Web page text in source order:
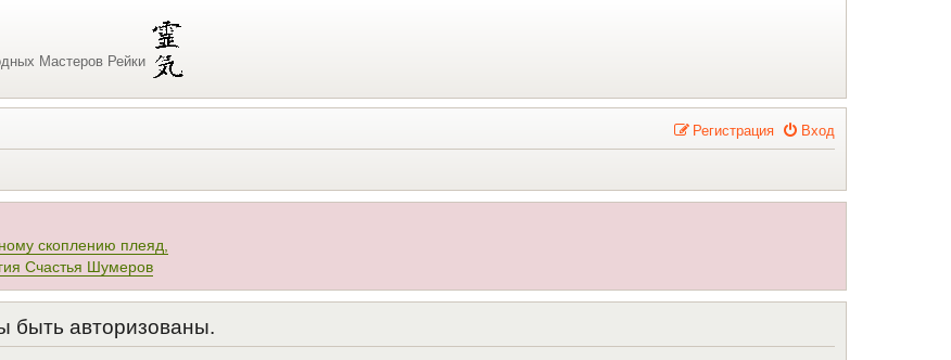
Мастеров Рейки
Вход
Регистрация
скоплению плеяд,
Счастья Шумеров
быть авторизованы.